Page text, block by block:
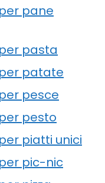
pane
pasta
patate
pesce
pesto
piatti unici
pic-nic